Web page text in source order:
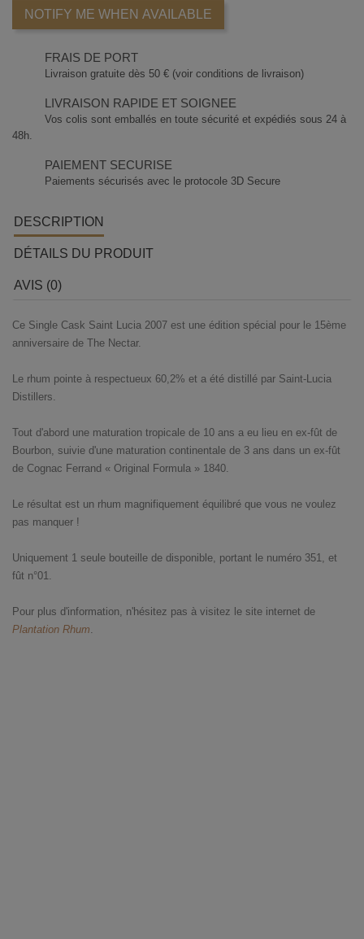
NOTIFY ME WHEN AVAILABLE
FRAIS DE PORT
Livraison gratuite dès 50 € (voir conditions de livraison)
LIVRAISON RAPIDE ET SOIGNEE
Vos colis sont emballés en toute sécurité et expédiés sous 24 à
48h.
PAIEMENT SECURISE
Paiements sécurisés avec le protocole 3D Secure
DESCRIPTION
DÉTAILS DU PRODUIT
AVIS (0)
Ce Single Cask Saint Lucia 2007 est une édition spécial pour le 15ème
anniversaire de The Nectar.
Le rhum pointe à respectueux 60,2% et a été distillé par Saint-Lucia
Distillers.
Tout d'abord une maturation tropicale de 10 ans a eu lieu en ex-fût de
Bourbon, suivie d'une maturation continentale de 3 ans dans un ex-fût
de Cognac Ferrand « Original Formula » 1840.
Le résultat est un rhum magnifiquement équilibré que vous ne voulez
pas manquer !
Uniquement 1 seule bouteille de disponible, portant le numéro 351, et
fût n°01.
Pour plus d'information, n'hésitez pas à visitez le site internet de
Plantation Rhum.